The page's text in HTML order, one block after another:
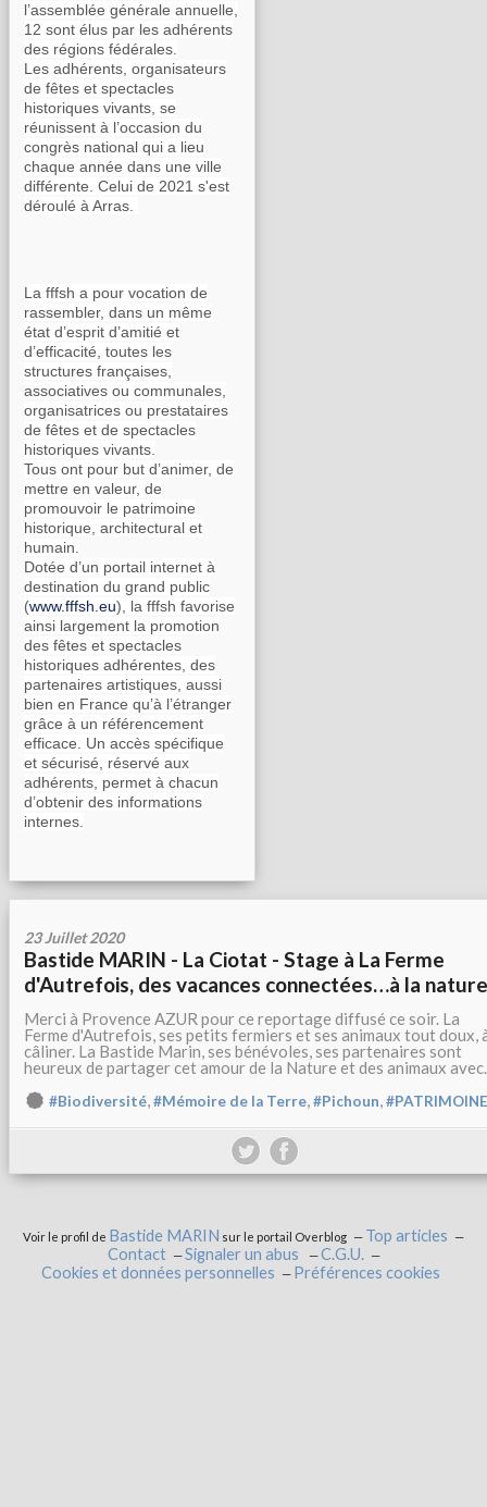
l’assemblée générale annuelle,
12 sont élus par les adhérents
des régions fédérales.
Les adhérents, organisateurs
de fêtes et spectacles
historiques vivants, se
réunissent à l’occasion du
congrès national qui a lieu
chaque année dans une ville
différente. Celui de 2021 s'est
déroulé à Arras.
La fffsh a pour vocation de
rassembler, dans un même
état d’esprit d’amitié et
d’efficacité, toutes les
structures françaises,
associatives ou communales,
organisatrices ou prestataires
de fêtes et de spectacles
historiques vivants.
Tous ont pour but d’animer, de
mettre en valeur, de
promouvoir le patrimoine
historique, architectural et
humain.
Dotée d’un portail internet à
destination du grand public
(www.fffsh.eu), la fffsh favorise
ainsi largement la promotion
des fêtes et spectacles
historiques adhérentes, des
partenaires artistiques, aussi
bien en France qu’à l’étranger
grâce à un référencement
efficace. Un accès spécifique
et sécurisé, réservé aux
adhérents, permet à chacun
d’obtenir des informations
internes.
23 Juillet 2020
Bastide MARIN - La Ciotat - Stage à La Ferme
d'Autrefois, des vacances connectées…à la nature
Merci à Provence AZUR pour ce reportage diffusé ce soir. La
Ferme d'Autrefois, ses petits fermiers et ses animaux tout doux,
câliner. La Bastide Marin, ses bénévoles, ses partenaires sont
heureux de partager cet amour de la Nature et des animaux
#Biodiversité,#Mémoire de la Terre,#Pichoun,#PATRIMOINE
Voir le profil de Bastide MARIN sur le portail Overblog
Top articles
Contact
Signaler un abus
C.G.U.
Cookies et données personnelles
Préférences cookies